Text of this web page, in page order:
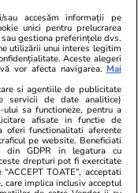
07 aug.
sau accesăm informații pe
unici pentru prelucrarea
gestiona preferințele dvs.
utilizării unui interes legitim
Aceste alegeri
vor afecta navigarea. Mai
si agentiile de publicitate
servicii de date analitice)
sa functioneze, pentru a
afisate in functie de
oferi functionalitati aferente
pe website. Beneficiati
din GDPR in legatura cu
drepturi pot fi exercitate
TOATE”, acceptati
implica inclusiv acceptul